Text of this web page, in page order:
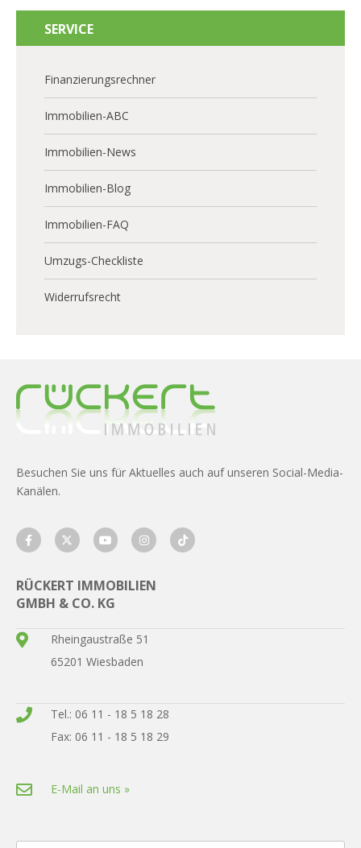
SERVICE
Finanzierungsrechner
Immobilien-ABC
Immobilien-News
Immobilien-Blog
Immobilien-FAQ
Umzugs-Checkliste
Widerrufsrecht
Besuchen Sie uns für Aktuelles auch auf unseren Social-Media-
Kanälen.
RÜCKERT IMMOBILIEN
GMBH & CO. KG
Rheingaustraße 51
65201 Wiesbaden
Tel.: 06 11 - 18 5 18 28
Fax: 06 11 - 18 5 18 29
E-Mail an uns »